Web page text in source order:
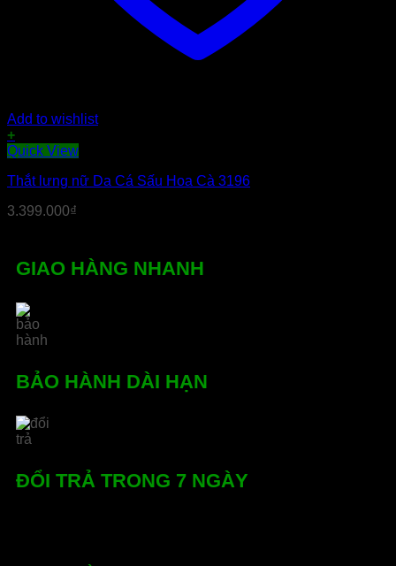
Add to wishlist
+
Quick View
Thắt lưng nữ Da Cá Sấu Hoa Cà 3196
3.399.000₫
GIAO HÀNG NHANH
BẢO HÀNH DÀI HẠN
ĐỔI TRẢ TRONG 7 NGÀY